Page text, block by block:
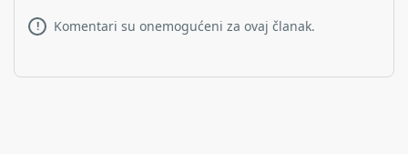
! Komentari su onemogućeni za ovaj članak.